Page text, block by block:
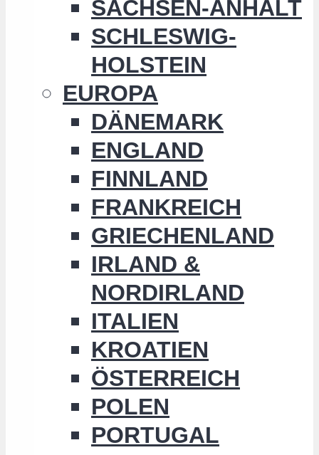
SACHSEN-ANHALT
SCHLESWIG-
HOLSTEIN
EUROPA
DÄNEMARK
ENGLAND
FINNLAND
FRANKREICH
GRIECHENLAND
IRLAND &
NORDIRLAND
ITALIEN
KROATIEN
ÖSTERREICH
POLEN
PORTUGAL